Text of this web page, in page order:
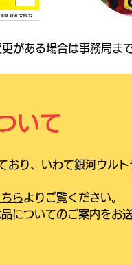
がある場合は事務局ま
いて
おり、いわて銀河ウル
ちらよりご覧ください。​
についてのご案内をお送